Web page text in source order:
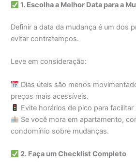
1. Escolha a Melhor Data para a
Definir a data da mudança é um dos
evitar contratempos.
Leve em consideração:
Dias úteis são menos
preços mais acessíveis.
Evite horários de pico para
Se você mora em apartamento,
condomínio sobre mudanças.
2. Faça um Checklist Completo